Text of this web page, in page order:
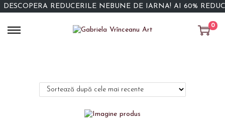
DESCOPERĂ REDUCERILE NEBUNE DE IARNĂ! AI 60%
0